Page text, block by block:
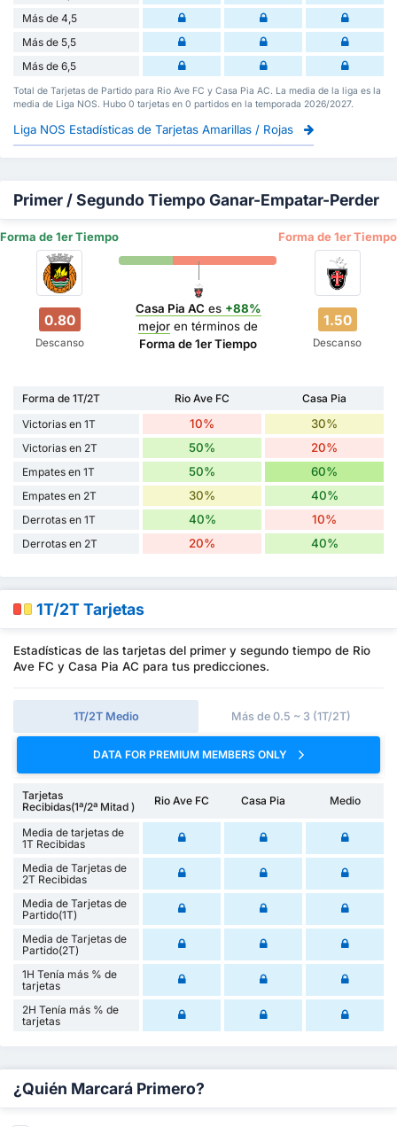
Más de 4,5
Más de 5,5
Más de 6,5
Total de Tarjetas de Partido para Rio Ave FC y Casa Pia AC. La media de la liga es la
media de Liga NOS. Hubo 0 tarjetas en 0 partidos en la temporada 2026/2027.
Liga NOS Estadísticas de Tarjetas Amarillas / Rojas
Primer / Segundo Tiempo Ganar-Empatar-Perder
Forma de 1er Tiempo Forma de 1er Tiempo
0.80
Descanso
Casa Pia AC es +88%
mejor en términos de
Forma de 1er Tiempo
1.50
Descanso
Forma de 1T/2T Rio Ave FC
Casa Pia
Victorias en 1T
10% 30%
Victorias en 2T 50% 20%
Empates en 1T 50% 60%
Empates en 2T 30% 40%
Derrotas en 1T 40% 10%
Derrotas en 2T 20% 40%
1T/2T Tarjetas
Estadísticas de las tarjetas del primer y segundo tiempo de Rio
Ave FC y Casa Pia AC para tus predicciones.
1T/2T Medio Más de 0.5 ~ 3 (1T/2T)
DATA FOR PREMIUM MEMBERS ONLY
Tarjetas
Recibidas(1ª/2ª Mitad )
Rio Ave FC Casa Pia Medio
Media de tarjetas de
1T Recibidas
Media de Tarjetas de
2T Recibidas
Media de Tarjetas de
Partido(1T)
Media de Tarjetas de
Partido(2T)
1H Tenía más % de
tarjetas
2H Tenía más % de
tarjetas
¿Quién Marcará Primero?